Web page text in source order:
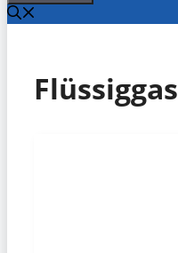
Flüssiggas